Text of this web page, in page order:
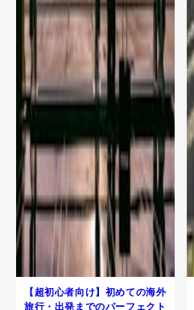
【超初心者向け】初めての海外
旅行・出発までのパーフェクト